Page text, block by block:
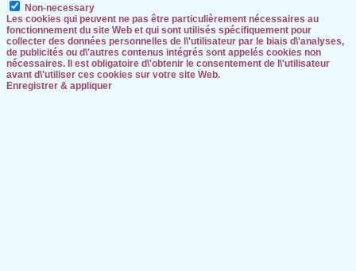
Non-necessary
Les cookies qui peuvent ne pas être particulièrement nécessaires au
fonctionnement du site Web et qui sont utilisés spécifiquement pour
collecter des données personnelles de l\'utilisateur par le biais d\'analyses,
de publicités ou d\'autres contenus intégrés sont appelés cookies non
nécessaires. Il est obligatoire d\'obtenir le consentement de l\'utilisateur
avant d\'utiliser ces cookies sur votre site Web.
Enregistrer & appliquer